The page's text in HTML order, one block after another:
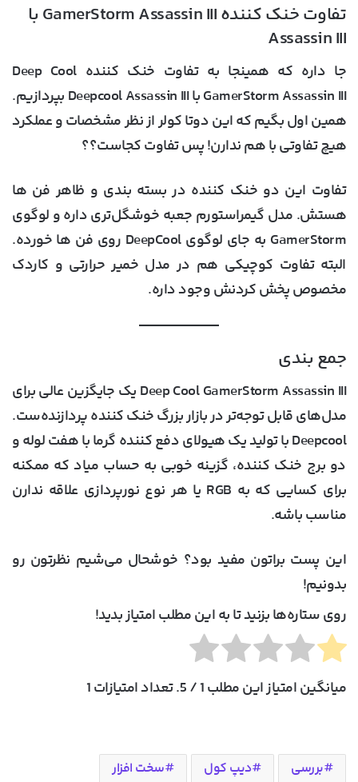
تفاوت خنک کننده GamerStorm Assassin III با
Assassin III
جا داره که همینجا به تفاوت خنک کننده Deep Cool
GamerStorm Assassin III با Deepcool Assassin III بپردازیم.
همین اول بگیم که این دوتا کولر از نظر مشخصات و عملکرد
هیچ تفاوتی با هم ندارن! پس تفاوت کجاست؟؟
تفاوت این دو خنک کننده در بسته بندی و ظاهر فن ها
هستش. مدل گیمراستورم جعبه خوشگل‌تری داره و لوگوی
GamerStorm به جای لوگوی DeepCool روی فن ها خورده.
البته تفاوت کوچیکی هم در مدل خمیر حرارتی و کاردک
مخصوص پخش کردنش وجود داره.
جمع بندی
Deep Cool GamerStorm Assassin III یک جایگزین عالی برای
مدل‌های قابل توجه‌تر در بازار بزرگ خنک کننده پردازنده‌ست.
Deepcool با تولید یک هیولای دفع کننده گرما با هفت لوله و
دو برج خنک کننده، گزینه خوبی به حساب میاد که ممکنه
برای کسایی که به RGB یا هر نوع نورپردازی علاقه ندارن
مناسب باشه.
این پست براتون مفید بود؟ خوشحال می‌شیم نظرتون رو
بدونیم!
روی ستاره‌ها بزنید تا به این مطلب امتیاز بدید!
میانگین امتیاز این مطلب1/ 5. تعداد امتیازات 1
بررسی دیپ کول سخت افزار